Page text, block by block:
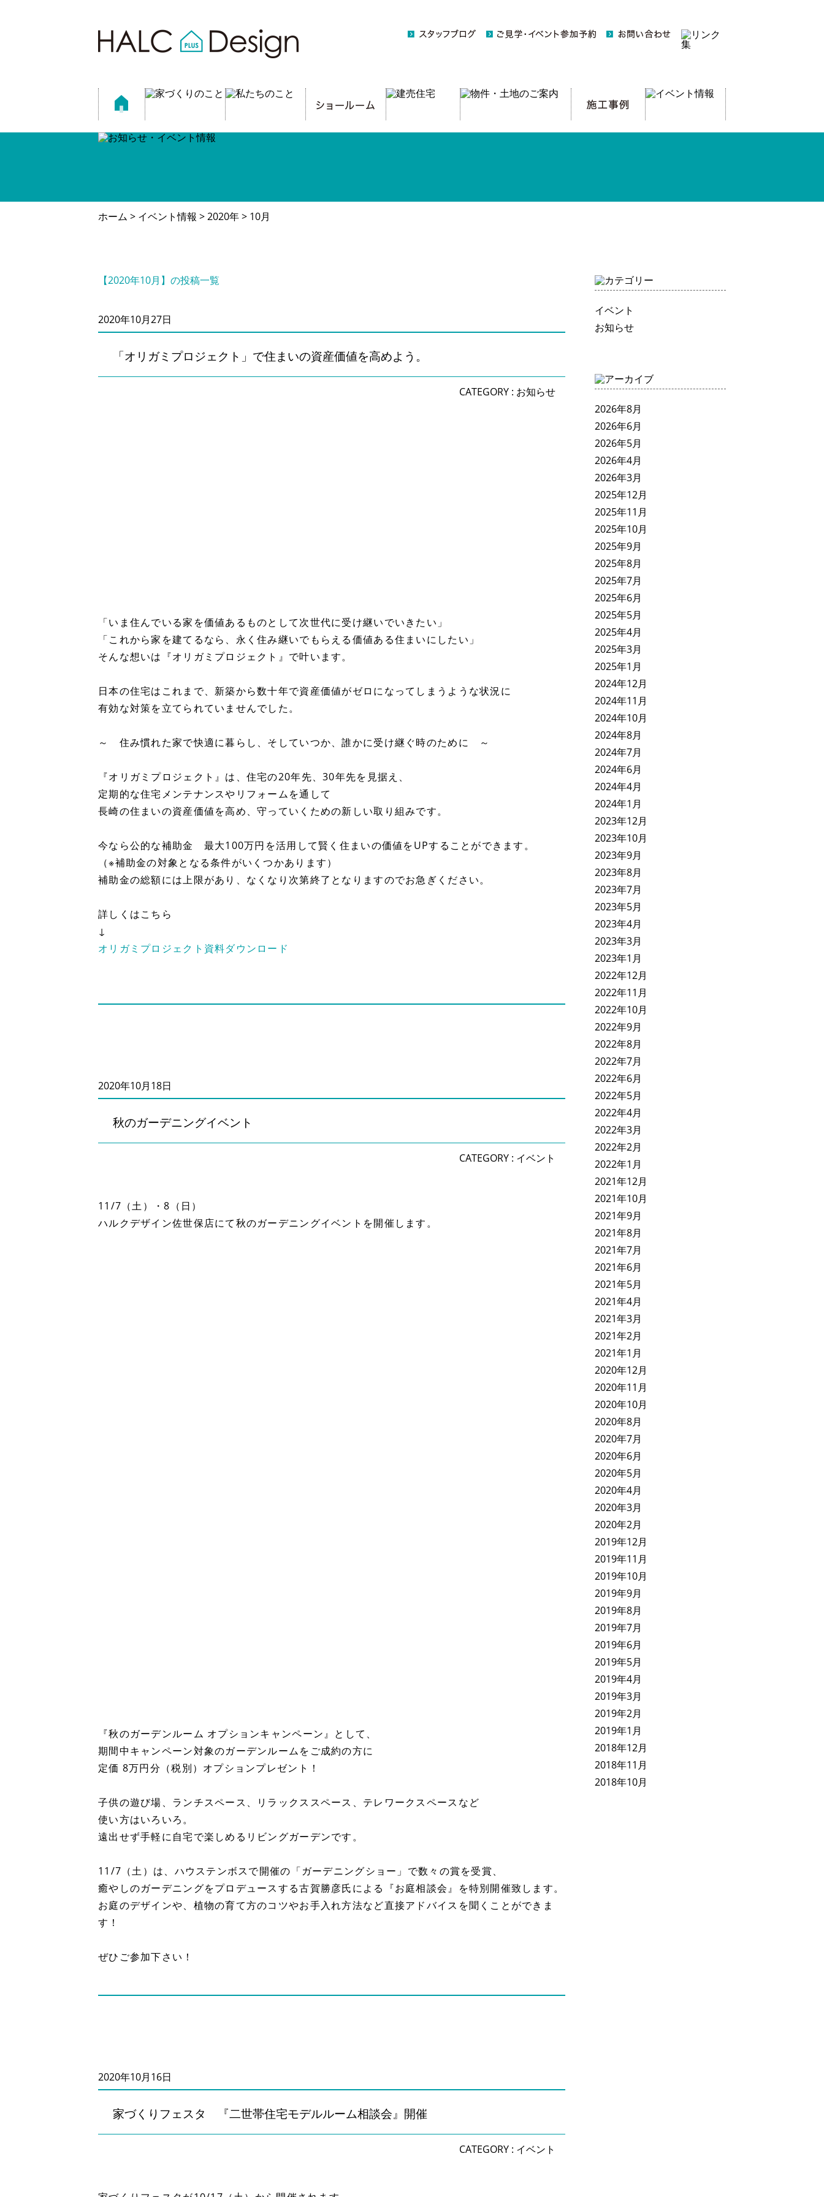
ホーム > イベント情報 >2020年> 10月
【2020年10月】の投稿一覧
2020年10月27日
「オリガミプロジェクト」で住まいの資産価値を高めよう。
CATEGORY : お知らせ
「いま住んでいる家を価値あるものとして次世代に受け継いでいきたい」
「これから家を建てるなら、永く住み継いでもらえる価値ある住まいにしたい」
そんな想いは『オリガミプロジェクト』で叶います。
日本の住宅はこれまで、新築から数十年で資産価値がゼロになってしまうような状況に
有効な対策を立てられていませんでした。
～ 住み慣れた家で快適に暮らし、そしていつか、誰かに受け継ぐ時のために ～
『オリガミプロジェクト』は、住宅の20年先、30年先を見据え、
定期的な住宅メンテナンスやリフォームを通して
長崎の住まいの資産価値を高め、守っていくための新しい取り組みです。
今なら公的な補助金 最大100万円を活用して賢く住まいの価値をUPすることができます。
（※補助金の対象となる条件がいくつかあります）
補助金の総額には上限があり、なくなり次第終了となりますのでお急ぎください。
詳しくはこちら
↓
オリガミプロジェクト資料ダウンロード
2020年10月18日
秋のガーデニングイベント
CATEGORY : イベント
11/7（土）・8（日）
ハルクデザイン佐世保店にて秋のガーデニングイベントを開催します。
『秋のガーデンルーム オプションキャンペーン』として、
期間中キャンペーン対象のガーデンルームをご成約の方に
定価 8万円分（税別）オプションプレゼント！
子供の遊び場、ランチスペース、リラックススペース、テレワークスペースなど
使い方はいろいろ。
遠出せず手軽に自宅で楽しめるリビングガーデンです。
11/7（土）は、ハウステンボスで開催の「ガーデニングショー」で数々の賞を受賞、
癒やしのガーデニングをプロデュースする古賀勝彦氏による『お庭相談会』を特別開催致します。
お庭のデザインや、植物の育て方のコツやお手入れ方法など直接アドバイスを聞くことができま
す！
ぜひご参加下さい！
2020年10月16日
家づくりフェスタ 『二世帯住宅モデルルーム相談会』開催
CATEGORY : イベント
イベント
お知らせ
2026年8月
2026年6月
2026年5月
2026年4月
2026年3月
2025年12月
2025年11月
2025年10月
2025年9月
2025年8月
2025年7月
2025年6月
2025年5月
2025年4月
2025年3月
2025年1月
2024年12月
2024年11月
2024年10月
2024年8月
2024年7月
2024年6月
2024年4月
2024年1月
2023年12月
2023年10月
2023年9月
2023年8月
2023年7月
2023年5月
2023年4月
2023年3月
2023年1月
2022年12月
2022年11月
2022年10月
2022年9月
2022年8月
2022年7月
2022年6月
2022年5月
2022年4月
2022年3月
2022年2月
2022年1月
2021年12月
2021年10月
2021年9月
2021年8月
2021年7月
2021年6月
2021年5月
2021年4月
2021年3月
2021年2月
2021年1月
2020年12月
2020年11月
2020年10月
2020年8月
2020年7月
2020年6月
2020年5月
2020年4月
2020年3月
2020年2月
2019年12月
2019年11月
2019年10月
2019年9月
2019年8月
2019年7月
2019年6月
2019年5月
2019年4月
2019年3月
2019年2月
2019年1月
2018年12月
2018年11月
2018年10月